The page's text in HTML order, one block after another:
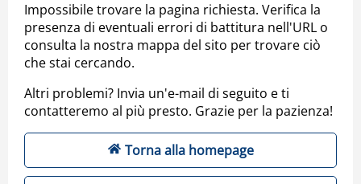
Impossibile trovare la pagina richiesta. Verifica la
presenza di eventuali errori di battitura nell'URL o
consulta la nostra mappa del sito per trovare ciò
che stai cercando.
Altri problemi? Invia un'e-mail di seguito e ti
contatteremo al più presto. Grazie per la pazienza!
Torna alla homepage